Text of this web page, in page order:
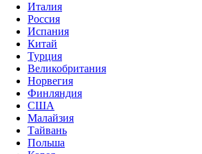
Италия
Россия
Испания
Китай
Турция
Великобритания
Норвегия
Финляндия
США
Малайзия
Тайвань
Польша